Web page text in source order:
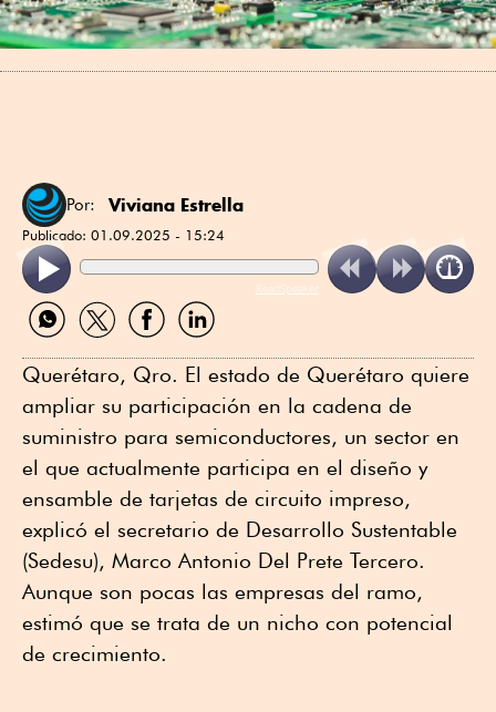
Por: Viviana Estrella
Publicado: 01.09.2025 - 15:24
ReadSpeaker
Compartir
por
Compartir
por
Compartir
por
Compartir
por
Querétaro, Qro. El estado de Querétaro quiere
ampliar su participación en la cadena de
suministro para semiconductores, un sector en
el que actualmente participa en el diseño y
ensamble de tarjetas de circuito impreso,
explicó el secretario de Desarrollo Sustentable
(Sedesu), Marco Antonio Del Prete Tercero.
Aunque son pocas las empresas del ramo,
estimó que se trata de un nicho con potencial
de crecimiento.